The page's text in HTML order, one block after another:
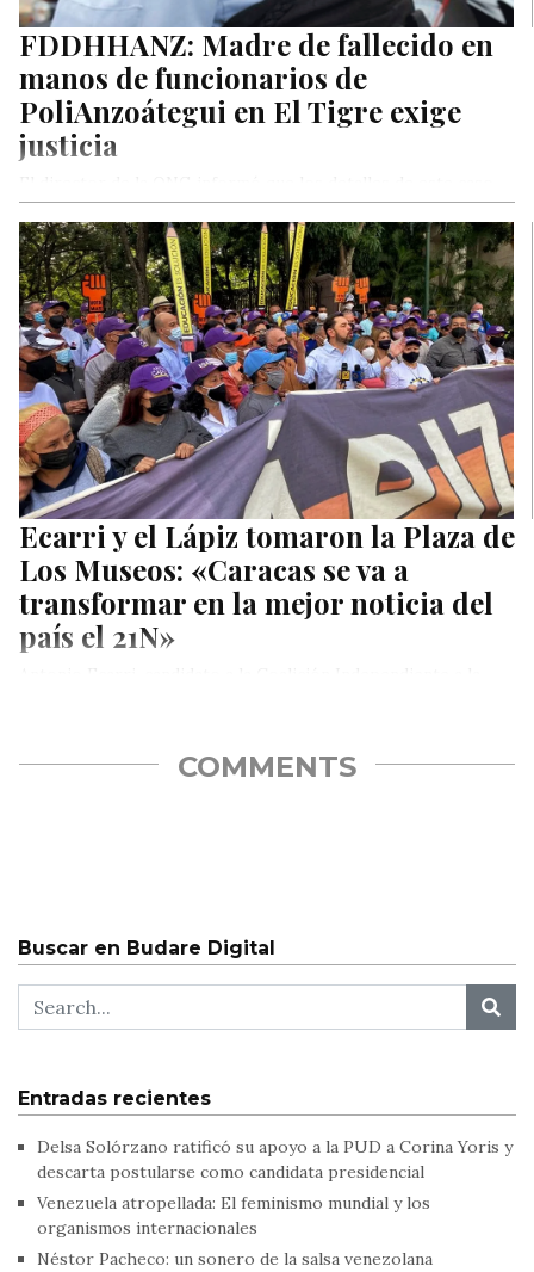
FDDHHANZ: Madre de fallecido en
manos de funcionarios de
PoliAnzoátegui en El Tigre exige
justicia
serán presentados ante la Oficina de la Alta Comisionada para
los DDHH de la ONU en Caracas
Ecarri y el Lápiz tomaron la Plaza de
Los Museos: «Caracas se va a
transformar en la mejor noticia del
país el 21N»
COMMENTS
Buscar en Budare Digital
Entradas recientes
Delsa Solórzano ratificó su apoyo a la PUD a Corina Yoris y
descarta postularse como candidata presidencial
Venezuela atropellada: El feminismo mundial y los
organismos internacionales
Néstor Pacheco: un sonero de la salsa venezolana